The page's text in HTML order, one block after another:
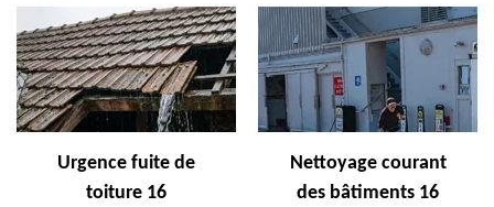
Urgence fuite de
toiture 16
Nettoyage courant
des bâtiments 16